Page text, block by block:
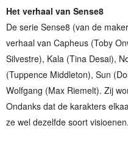
Het verhaal van Sense8
De serie Sense8 (van de
verhaal van Capheus (Toby
Silvestre), Kala (Tina Desai),
(Tuppence Middleton), Sun
Wolfgang (Max Riemelt). Zij
Ondanks dat de karakters
ze wel dezelfde soort visioenen.